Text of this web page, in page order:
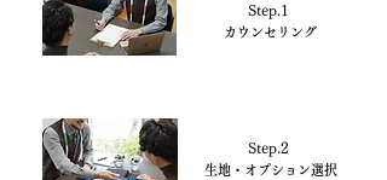
Step.1
カウンセリング
Step.2
生地・オプション選択